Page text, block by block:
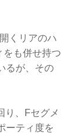
くリアのハ
をも併せ持つ
るが、その
り、Fセグメ
ーティ度を